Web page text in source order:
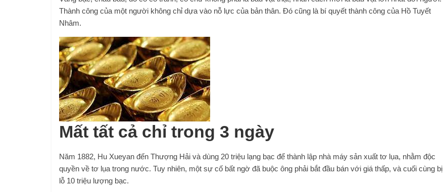
Thành công của một người không chỉ dựa vào nỗ lực của bản thân. Đó cũng là bí quyết thành công của Hồ Tuyết
Nhâm.
Mất tất cả chỉ trong 3 ngày
Năm 1882, Hu Xueyan đến Thượng Hải và dùng 20 triệu lạng bạc để thành lập nhà máy sản xuất tơ lụa, nhằm độc
quyền về tơ lụa trong nước. Tuy nhiên, một sự cố bất ngờ đã buộc ông phải bắt đầu bán với giá thấp, và cuối cùng bị
lỗ 10 triệu lượng bạc.